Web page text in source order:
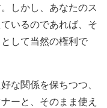
しかし、あなたのス
いるのであれば、そ
して当然の権利で
な関係を保ちつつ、
ーと、そのまま使え